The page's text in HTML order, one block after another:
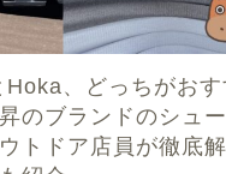
Hoka、どっちがおす
のブランドのシュ
トドア店員が徹底